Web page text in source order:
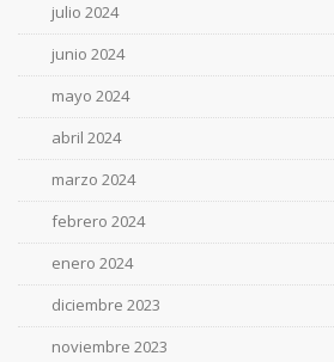
julio 2024
junio 2024
mayo 2024
abril 2024
marzo 2024
febrero 2024
enero 2024
diciembre 2023
noviembre 2023